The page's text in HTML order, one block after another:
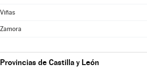
Viñas
Zamora
Provincias de Castilla y León